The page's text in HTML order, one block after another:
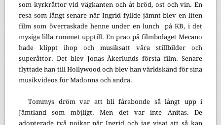
som kyrkråttor vid vägkanten och åt bröd, ost och vin. En
resa som långt senare när Ingrid fyllde jämnt blev en liten
film som överraskade henne under en lunch
på KB, i det
mysiga lilla rummet upptill. En prao på filmbolaget Mecano
hade klippt ihop och musiksatt våra stillbilder och
superåttor. Det blev Jonas Åkerlunds första film. Senare
flyttade han till Hollywood och blev han världskänd för sina
musikvideos för Madonna och andra.
Tommys dröm var att bli fårabonde så långt upp i
Jämtland som möjligt. Men det var inte Anitas. De
adopterade två pojkar när Ingrid och jag visat att så kan